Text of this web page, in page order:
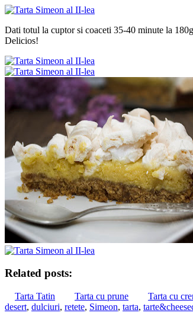
Dati totul la cuptor si coaceti 35-40 minute la
Delicios!
Related posts:
Tarta Tatin Tarta cu prune Tarta cu
desert, dulciuri, retete, Simeon, tarta,